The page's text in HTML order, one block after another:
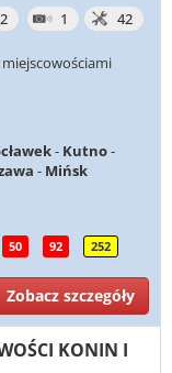
1 42
- Kutno-
- Mińsk
50 92 252
Zobacz szczegóły
KONIN I